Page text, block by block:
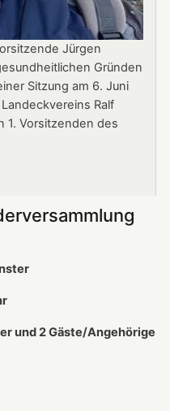
Jürgen
Gründen
Sitzung am 6. Juni
Ralf
1. Vorsitzenden des
und 2 Gäste/Angehörige